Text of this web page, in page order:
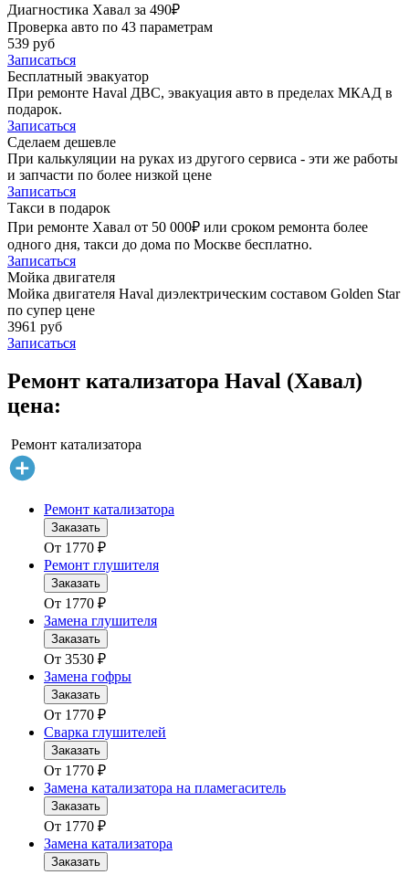
Диагностика Хавал за 490₽
Проверка авто по 43 параметрам
539 руб
Записаться
Бесплатный эвакуатор
При ремонте Haval ДВС, эвакуация авто в пределах МКАД в
подарок.
Записаться
Сделаем дешевле
При калькуляции на руках из другого сервиса - эти же работы
и запчасти по более низкой цене
Записаться
Такси в подарок
При ремонте Хавал от 50 000₽ или сроком ремонта более
одного дня, такси до дома по Москве бесплатно.
Записаться
Мойка двигателя
Мойка двигателя Haval диэлектрическим составом Golden Star
по супер цене
3961 руб
Записаться
Ремонт катализатора Haval (Хавал)
цена:
Ремонт катализатора
Ремонт катализатора
Заказать
От 1770 ₽
Ремонт глушителя
Заказать
От 1770 ₽
Замена глушителя
Заказать
От 3530 ₽
Замена гофры
Заказать
От 1770 ₽
Сварка глушителей
Заказать
От 1770 ₽
Замена катализатора на пламегаситель
Заказать
От 1770 ₽
Замена катализатора
Заказать